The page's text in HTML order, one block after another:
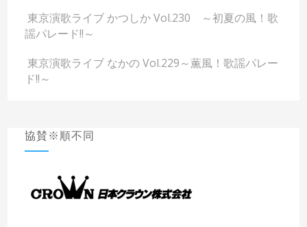
東京演歌ライブ かつしか Vol.230 ～初夏の風！歌
謡パレード!!～
東京演歌ライブ なかの Vol.229～薫風！歌謡パレー
ド!!～
協賛※順不同